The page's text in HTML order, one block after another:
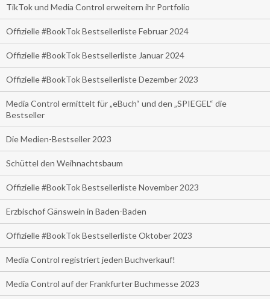
TikTok und Media Control erweitern ihr Portfolio
Offizielle #BookTok Bestsellerliste Februar 2024
Offizielle #BookTok Bestsellerliste Januar 2024
Offizielle #BookTok Bestsellerliste Dezember 2023
Media Control ermittelt für „eBuch“ und den „SPIEGEL“ die
Bestseller
Die Medien-Bestseller 2023
Schüttel den Weihnachtsbaum
Offizielle #BookTok Bestsellerliste November 2023
Erzbischof Gänswein in Baden-Baden
Offizielle #BookTok Bestsellerliste Oktober 2023
Media Control registriert jeden Buchverkauf!
Media Control auf der Frankfurter Buchmesse 2023